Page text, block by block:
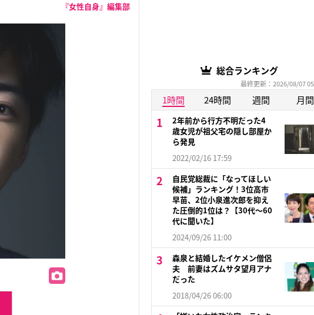
『女性自身』編集部
総合ランキング
最終更新：2026/08/07
1時間 24時間 週間 月間
2年前から行方不明だった4
歳女児が祖父宅の隠し部屋か
ら発見
2022/02/16 17:59
自民党総裁に「なってほしい
候補」ランキング！3位高市
早苗、2位小泉進次郎を抑え
た圧倒的1位は？【30代〜60
代に聞いた】
2024/09/26 11:00
森泉と結婚したイケメン僧侶
夫 前妻はズムサタ望月アナ
だった
2018/04/26 06:00